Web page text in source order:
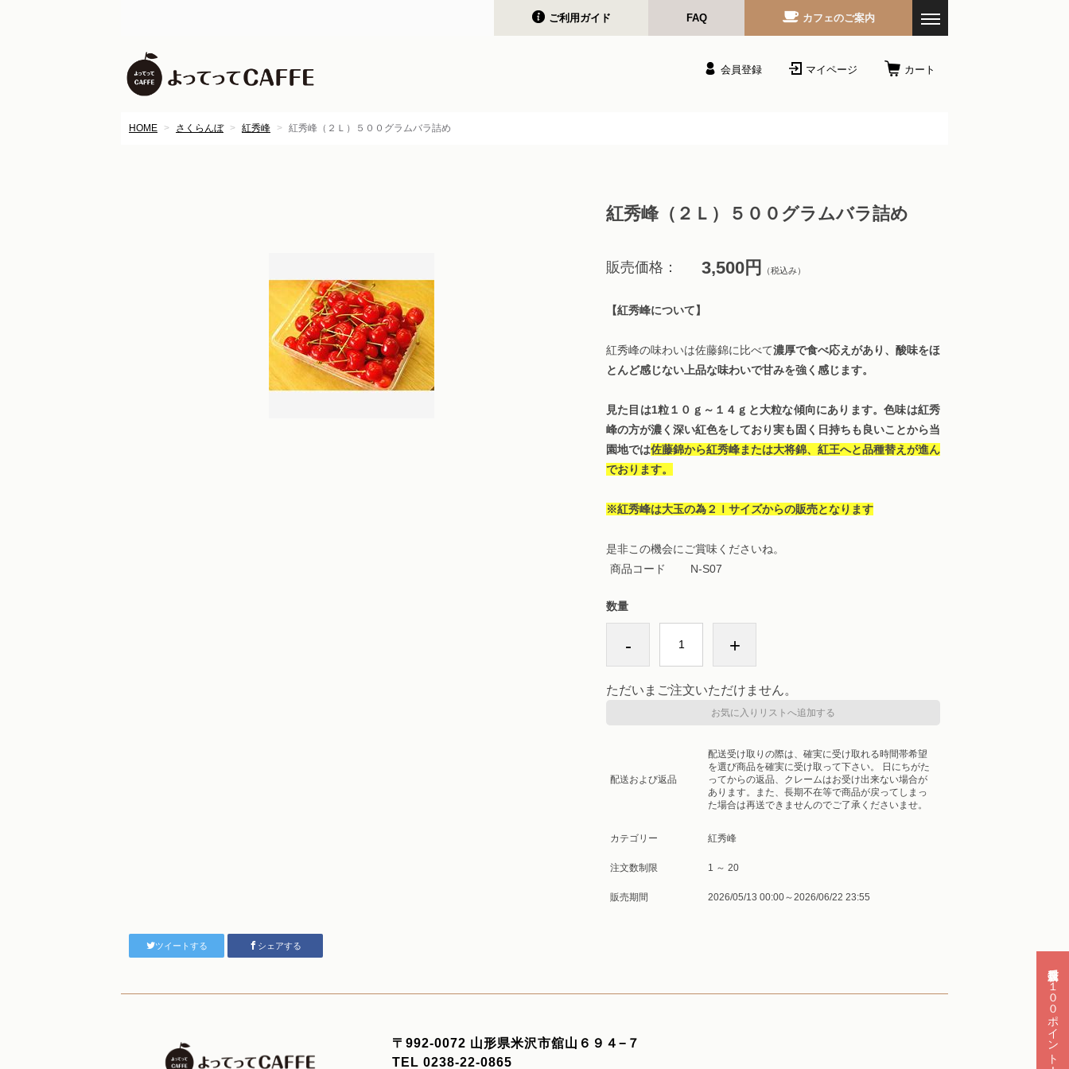
ご利用ガイド FAQ カフェのご案内
会員登録 マイページ カート
新規会員登録で１００ポイント！
HOME さくらんぼ 紅秀峰 紅秀峰（２Ｌ）５００グラムバラ詰め
紅秀峰（２Ｌ）５００グラムバラ詰め
販売価格： 3,500円 （税込み）
【紅秀峰について】
紅秀峰の味わいは佐藤錦に比べて濃厚で食べ応えがあり、酸味をほ
とんど感じない上品な味わいで甘みを強く感じます。
見た目は1粒１０ｇ～１４ｇと大粒な傾向にあります。色味は紅秀
峰の方が濃く深い紅色をしており実も固く日持ちも良いことから当
園地では佐藤錦から紅秀峰または大将錦、紅王へと品種替えが進ん
でおります。
※紅秀峰は大玉の為２ｌサイズからの販売となります
是非この機会にご賞味くださいね。
商品コード
N-S07
数量
- +
ただいまご注文いただけません。
お気に入りリストへ追加する
配送および返品
配送受け取りの際は、確実に受け取れる時間帯希望
を選び商品を確実に受け取って下さい。 日にちがた
ってからの返品、クレームはお受け出来ない場合が
あります。また、長期不在等で商品が戻ってしまっ
た場合は再送できませんのでご了承くださいませ。
カテゴリー 紅秀峰
注文数制限 1 ～ 20
販売期間 2026/05/13 00:00～2026/06/22 23:55
ツイートする シェアする
〒992-0072 山形県米沢市舘山６９４−７
TEL 0238-22-0865